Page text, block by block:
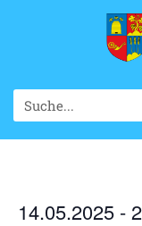
14.05.2025 -